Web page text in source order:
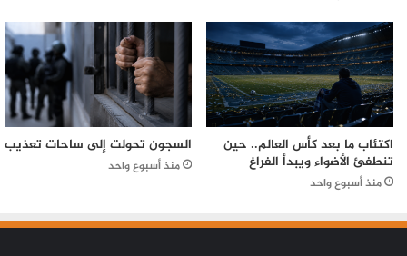
اكتئاب ما بعد كأس العالم.. حين
تنطفئ الأضواء ويبدأ الفراغ
منذ أسبوع واحد
السجون تحولت إلى ساحات تعذيب
منذ أسبوع واحد